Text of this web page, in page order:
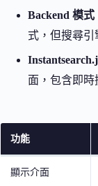
Backend 模式
式，但搜尋引
面，包含即時
功能
顯示介面